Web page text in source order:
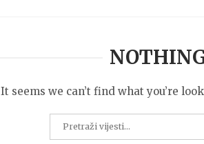
It seems we can’t find what you’re